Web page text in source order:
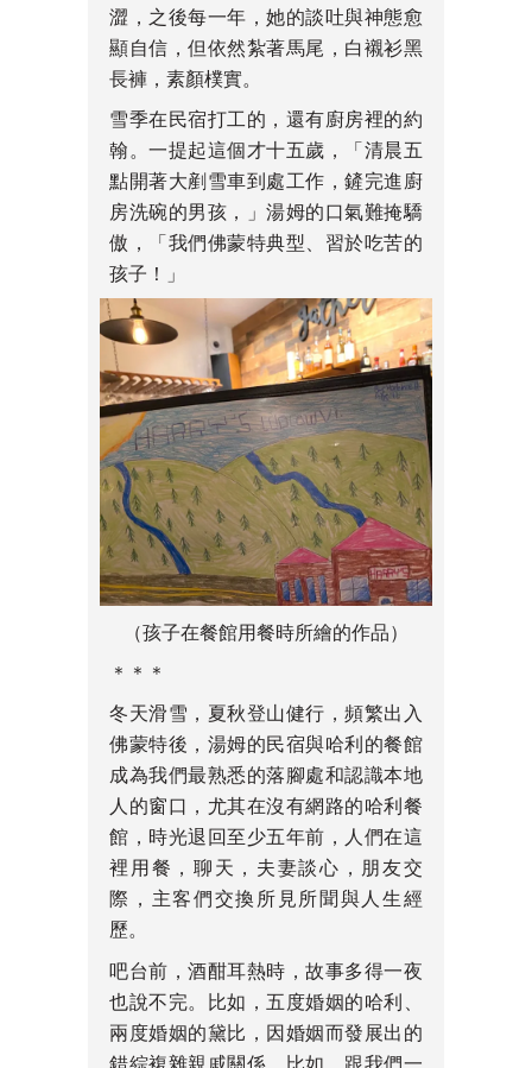
澀，之後每一年，她的談吐與神態愈
顯自信，但依然紮著馬尾，白襯衫黑
長褲，素顏樸實。
雪季在民宿打工的，還有廚房裡的約
翰。一提起這個才十五歲，「清晨五
點開著大剷雪車到處工作，鏟完進廚
房洗碗的男孩，」湯姆的口氣難掩驕
傲，「我們佛蒙特典型、習於吃苦的
孩子！」
（孩子在餐館用餐時所繪的作品）
＊＊＊
冬天滑雪，夏秋登山健行，頻繁出入
佛蒙特後，湯姆的民宿與哈利的餐館
成為我們最熟悉的落腳處和認識本地
人的窗口，尤其在沒有網路的哈利餐
館，時光退回至少五年前，人們在這
裡用餐，聊天，夫妻談心，朋友交
際，主客們交換所見所聞與人生經
歷。
吧台前，酒酣耳熱時，故事多得一夜
也說不完。比如，五度婚姻的哈利、
兩度婚姻的黛比，因婚姻而發展出的